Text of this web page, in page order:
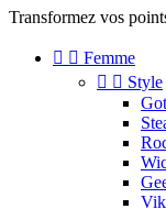
Transformez vos
  Femme
  Style